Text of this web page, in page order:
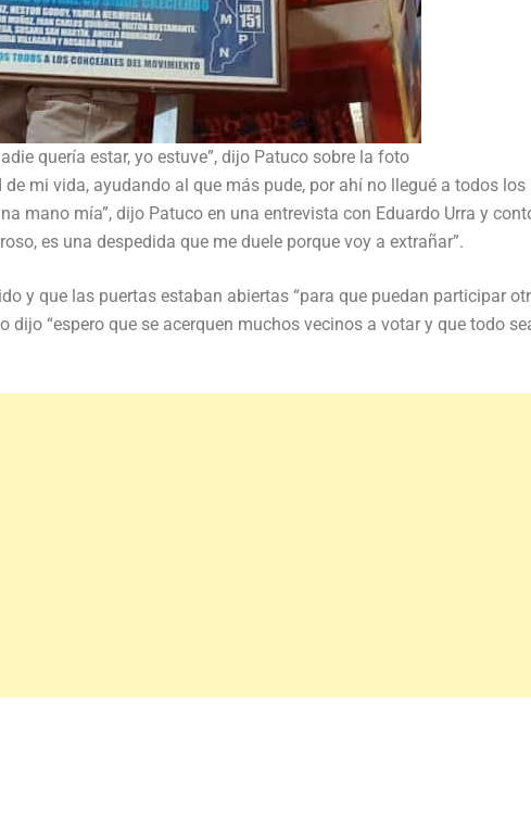
quería estar, yo estuve”, dijo Patuco sobre la foto
mi vida, ayudando al que más pude, por ahí no llegué a todos los
mano mía”, dijo Patuco en una entrevista con Eduardo Urra y
es una despedida que me duele porque voy a extrañar”.
y que las puertas estaban abiertas “para que puedan participar
dijo “espero que se acerquen muchos vecinos a votar y que todo